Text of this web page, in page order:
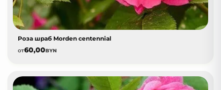
Роза шраб Morden centennial
от60,00BYN